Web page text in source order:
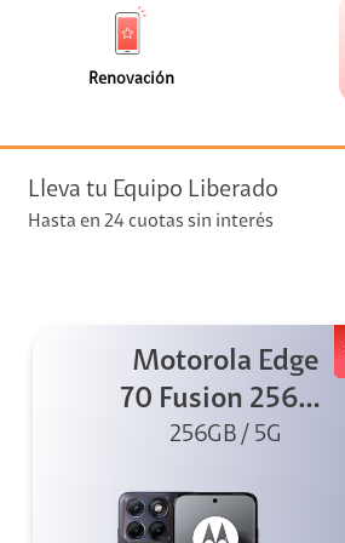
+ Telefonía
streaming
de
faceta
Renovación
(0)
Lleva tu Equipo Liberado
Hasta en 24 cuotas sin interés
Motorola Edge
70 Fusion 256GB
Azul
256GB / 5G